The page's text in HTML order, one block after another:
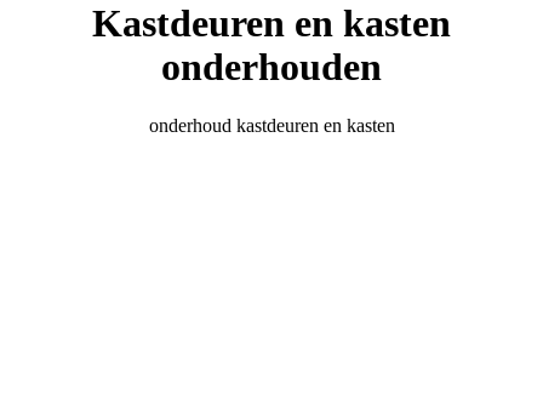
Kastdeuren en kasten
onderhouden
onderhoud kastdeuren en kasten